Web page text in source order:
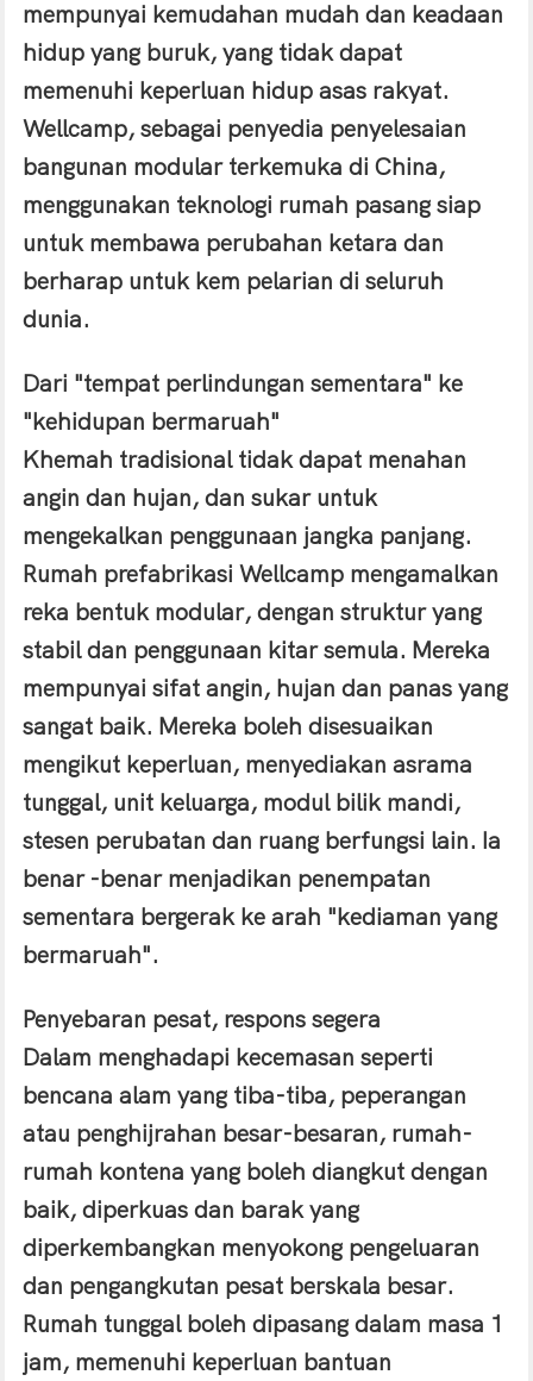
mempunyai kemudahan mudah dan keadaan
hidup yang buruk, yang tidak dapat
memenuhi keperluan hidup asas rakyat.
Wellcamp, sebagai penyedia penyelesaian
bangunan modular terkemuka di China,
menggunakan teknologi rumah pasang siap
untuk membawa perubahan ketara dan
berharap untuk kem pelarian di seluruh
dunia.
Dari "tempat perlindungan sementara" ke
"kehidupan bermaruah"
Khemah tradisional tidak dapat menahan
angin dan hujan, dan sukar untuk
mengekalkan penggunaan jangka panjang.
Rumah prefabrikasi Wellcamp mengamalkan
reka bentuk modular, dengan struktur yang
stabil dan penggunaan kitar semula. Mereka
mempunyai sifat angin, hujan dan panas yang
sangat baik. Mereka boleh disesuaikan
mengikut keperluan, menyediakan asrama
tunggal, unit keluarga, modul bilik mandi,
stesen perubatan dan ruang berfungsi lain. Ia
benar -benar menjadikan penempatan
sementara bergerak ke arah "kediaman yang
bermaruah".
Penyebaran pesat, respons segera
Dalam menghadapi kecemasan seperti
bencana alam yang tiba-tiba, peperangan
atau penghijrahan besar-besaran, rumah-
rumah kontena yang boleh diangkut dengan
baik, diperkuas dan barak yang
diperkembangkan menyokong pengeluaran
dan pengangkutan pesat berskala besar.
Rumah tunggal boleh dipasang dalam masa 1
jam, memenuhi keperluan bantuan